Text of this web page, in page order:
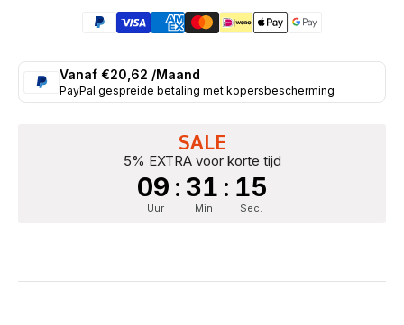
Vanaf €20,62 /Maand
PayPal gespreide betaling met kopersbescherming
SALE
5% EXTRA voor korte tijd
09 : 31 : 14
Uur Min Sec.